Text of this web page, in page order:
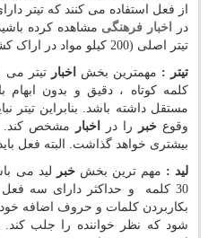
از فعل استفاده می کنند که تیتر
در
اخبار فرهنگی مشاهده کرده
تیتر اصلی (200 کیلو مواد در اراک کشف شد) نامیده می شود.
تیتر : مهمترین بخش اخبار
کلمه کوتاه ، دقیق و بدون ابهام
مستقل داشته باشد. بنابراین تیتر
وقوع خبر را در اخبار
مشخص کند.
بیشتری خواهد گذاشت. البته فعل
لید : مهم ترین بخش خبر
30 کلمه و حداکثر دارای سه فعل
بکاربردن کلمات و حروف اضافه
شود که نظر خواننده را جلب کند.